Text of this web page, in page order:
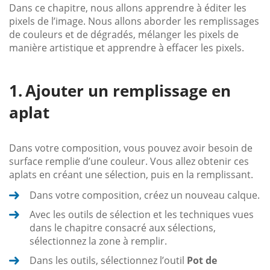
Dans ce chapitre, nous allons apprendre à éditer les
pixels de l’image. Nous allons aborder les remplissages
de couleurs et de dégradés, mélanger les pixels de
manière artistique et apprendre à effacer les pixels.
Ajouter un remplissage en
aplat
Dans votre composition, vous pouvez avoir besoin de
surface remplie d’une couleur. Vous allez obtenir ces
aplats en créant une sélection, puis en la remplissant.
Dans votre composition, créez un nouveau calque.
Avec les outils de sélection et les techniques vues
dans le chapitre consacré aux sélections,
sélectionnez la zone à remplir.
Dans les outils, sélectionnez l’outil Pot de